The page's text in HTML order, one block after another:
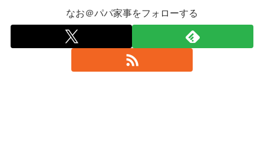
なお＠パパ家事をフォローする